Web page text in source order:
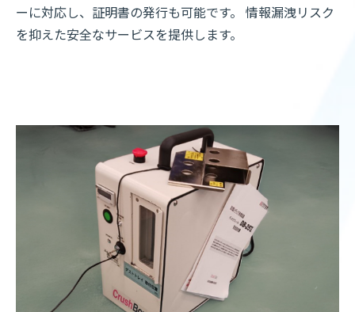
ーに対応し、証明書の発行も可能です。 情報漏洩リスク
を抑えた安全なサービスを提供します。